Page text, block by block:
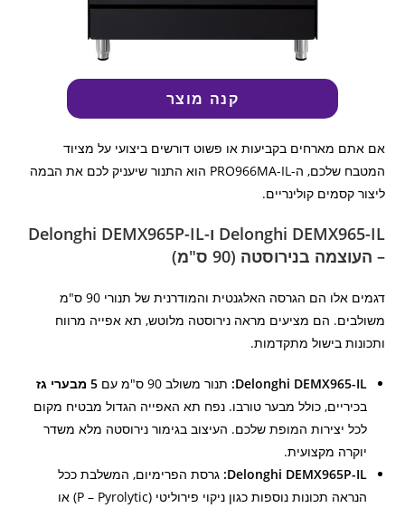
קנה מוצר
אם אתם מארחים בקביעות או פשוט דורשים ביצועי על מציוד
המטבח שלכם, ה-PRO966MA-IL הוא התנור שיעניק לכם את הבמה
ליצור קסמים קולינריים.
Delonghi DEMX965-IL ו-Delonghi DEMX965P-IL
– העוצמה בנירוסטה (90 ס"מ)
דגמים אלו הם הגרסה האלגנטית והמודרנית של תנורי 90 ס"מ
משולבים. הם מציעים מראה נירוסטה מלוטש, תא אפייה מרווח
ותכונות בישול מתקדמות.
Delonghi DEMX965-IL: תנור משולב 90 ס"מ עם
5 מבערי גז
בכיריים, כולל מבער טורבו. נפח תא האפייה הגדול מבטיח מקום
לכל יצירות המופת שלכם. העיצוב בגימור נירוסטה מלא משדר
יוקרה מקצועית.
Delonghi DEMX965P-IL: גרסת הפרימיום, המשלבת ככל
הנראה תכונות נוספות כגון ניקוי פירוליטי (P – Pyrolytic) או